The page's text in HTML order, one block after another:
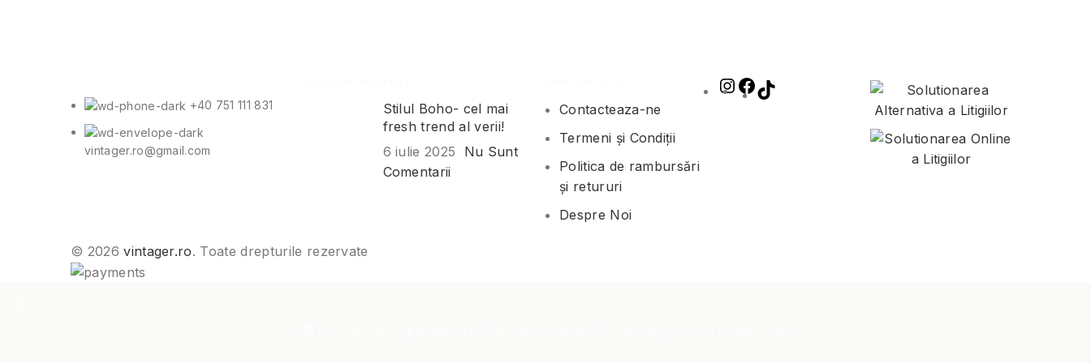
+40 751 111 831
vintager.ro@gmail.com
Stilul Boho- cel mai
fresh trend al verii!
6 iulie 2025
Nu Sunt
Comentarii
Contacteaza-ne
Termeni și Condiții
Politica de rambursări
și retururi
Despre Noi
© 2026vintager.ro. Toate drepturile rezervate